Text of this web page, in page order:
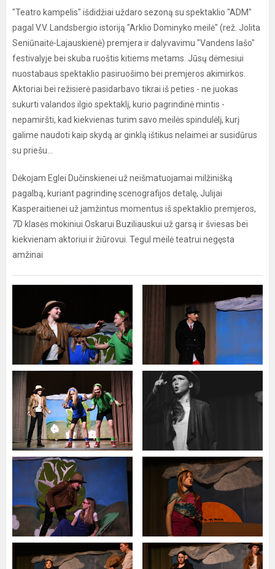
"Teatro kampelis" išdidžiai uždaro sezoną su spektaklio "ADM"
pagal V.V. Landsbergio istoriją "Arklio Dominyko meilė" (rež. Jolita
Seniūnaitė-Lajauskienė) premjera ir dalyvavimu "Vandens lašo"
festivalyje bei skuba ruoštis kitiems metams. Jūsų dėmesiui
nuostabaus spektaklio pasiruošimo bei premjeros akimirkos.
Aktoriai bei režisierė pasidarbavo tikrai iš peties - ne juokas
sukurti valandos ilgio spektaklį, kurio pagrindinė mintis -
nepamiršti, kad kiekvienas turim savo meilės spindulėlį, kurį
galime naudoti kaip skydą ar ginklą ištikus nelaimei ar susidūrus
su priešu...
Dėkojam Eglei Dučinskienei už neišmatuojamai milžinišką
pagalbą, kuriant pagrindinę scenografijos detalę, Julijai
Kasperaitienei už įamžintus momentus iš spektaklio premjeros,
7D klasės mokiniui Oskarui Buziliauskui už garsą ir šviesas bei
kiekvienam aktoriui ir žiūrovui. Tegul meilė teatrui negęsta
amžinai